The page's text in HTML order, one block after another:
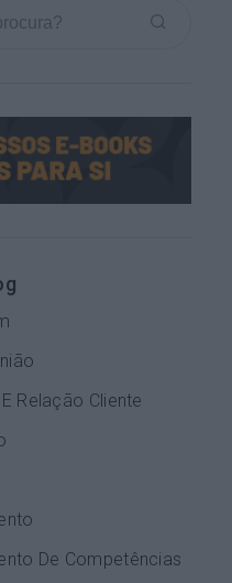
Relação Cliente
De Competências